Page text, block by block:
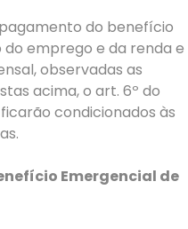
do benefício
emprego e da renda e
observadas as
acima, o art. 6º do
condicionados às
Emergencial de